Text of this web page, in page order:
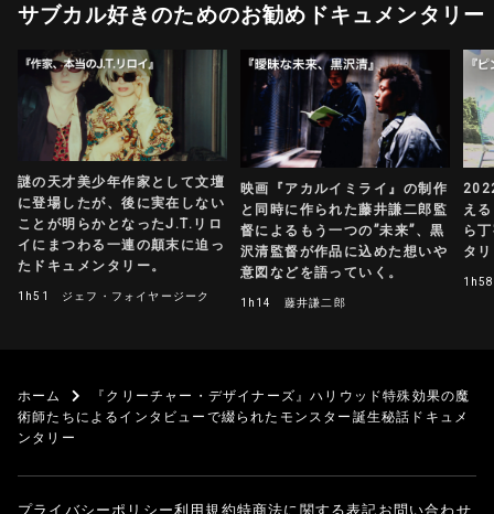
サブカル好きのためのお勧めドキュメンタリー
謎の天才美少年作家として文壇
に登場したが、後に実在しない
ことが明らかとなったJ.T.リロ
イにまつわる一連の顛末に迫っ
たドキュメンタリー。
1h51 ジェフ・フォイヤージーク
映画『アカルイミライ』の制作
と同時に作られた藤井謙二郎監
督によるもう一つの”未来”、黒
沢清監督が作品に込めた想いや
意図などを語っていく。
1h14 藤井謙二郎
え
ら
タ
1h58
ホーム
『クリーチャー・デザイナーズ』ハリウッド特殊効果の魔
術師たちによるインタビューで綴られたモンスター誕生秘話ドキュメ
ンタリー
プライバシーポリシー利用規約特商法に関する表記 お問い合わせ